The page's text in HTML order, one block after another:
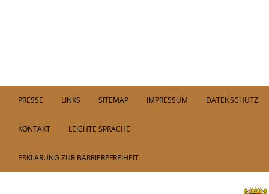
PRESSE LINKS SITEMAP IMPRESSUM DATENSCHUTZ
KONTAKT LEICHTE SPRACHE
ERKLÄRUNG ZUR BARRIEREFREIHEIT